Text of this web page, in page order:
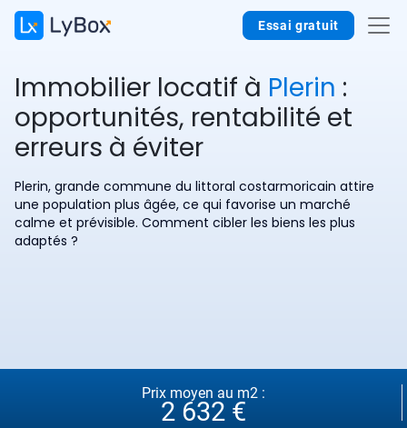
Essai gratuit
Immobilier locatif à Plerin :
opportunités, rentabilité et
erreurs à éviter
Plerin, grande commune du littoral costarmoricain attire
une population plus âgée, ce qui favorise un marché
calme et prévisible. Comment cibler les biens les plus
adaptés ?
Prix moyen au m2 :
2 632 €